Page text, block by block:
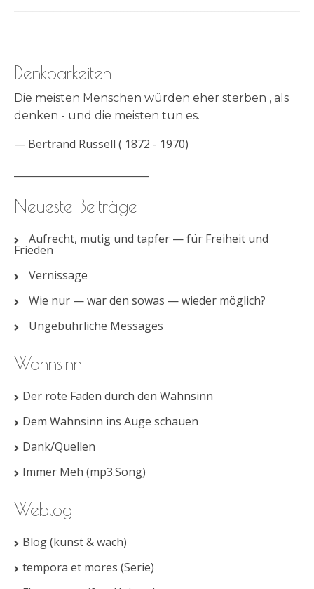
Denkbarkeiten
Die meisten Menschen würden eher sterben , als
denken - und die meisten tun es.
— Bertrand Russell ( 1872 - 1970)
Neueste Beiträge
Aufrecht, mutig und tapfer — für Freiheit und
Frieden
Vernissage
Wie nur — war den sowas — wieder möglich?
Ungebührliche Messages
Wahnsinn
Der rote Faden durch den Wahnsinn
Dem Wahnsinn ins Auge schauen
Dank/Quellen
Immer Meh (mp3.Song)
Weblog
Blog (kunst & wach)
tempora et mores (Serie)